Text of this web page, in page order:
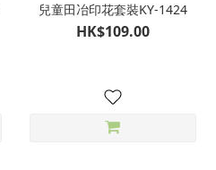
兒童田冶印花套裝KY-1424
HK$109.00